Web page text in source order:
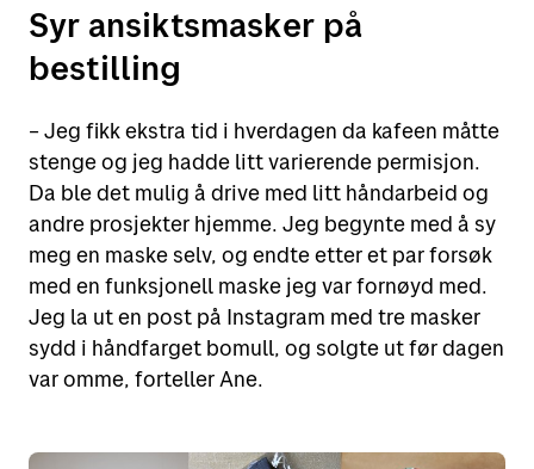
Syr ansiktsmasker på
bestilling
– Jeg fikk ekstra tid i hverdagen da kafeen måtte
stenge og jeg hadde litt varierende permisjon.
Da ble det mulig å drive med litt håndarbeid og
andre prosjekter hjemme. Jeg begynte med å sy
meg en maske selv, og endte etter et par forsøk
med en funksjonell maske jeg var fornøyd med.
Jeg la ut en post på Instagram med tre masker
sydd i håndfarget bomull, og solgte ut før dagen
var omme, forteller Ane.